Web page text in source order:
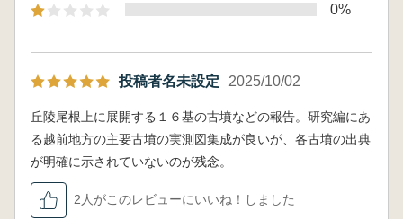
大賀の日本列島におけるガラス小玉の変遷、
「ガラス小玉」というものが何かを知らないこ
とに気づかされるだろう。下垣の小羽山12号墳
倭製獣毛紋鏡の系譜とその歴史的位置付けを明
らかにしている。これら凡例をはじめとする論
考は、報告書の論考にしておくには「もったい
ない」という思いを、強く持つ。
0%
投稿者名未設定 2025/10/02
丘陵尾根上に展開する１６基の古墳などの報告。研究編にあ
る越前地方の主要古墳の実測図集成が良いが、各古墳の出典
が明確に示されていないのが残念。
2人がこのレビューにいいね！しました